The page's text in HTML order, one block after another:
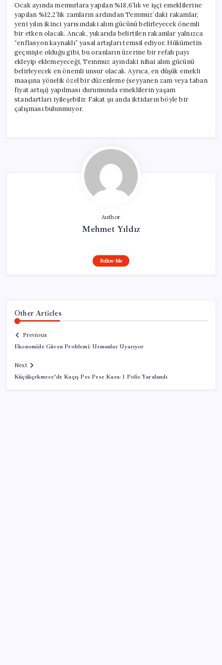
Ocak ayında memurlara yapılan %18,6’lık ve işçi emeklilerine
yapılan %12,2’lik zamların ardından Temmuz’daki rakamlar,
yeni yılın ikinci yarısındaki alım gücünü belirleyecek önemli
bir etken olacak. Ancak, yukarıda belirtilen rakamlar yalnızca
“enflasyon kaynaklı” yasal artışları temsil ediyor. Hükümetin
geçmişte olduğu gibi, bu oranların üzerine bir refah payı
ekleyip eklemeyeceği, Temmuz ayındaki nihai alım gücünü
belirleyecek en önemli unsur olacak. Ayrıca, en düşük emekli
maaşına yönelik özel bir düzenleme (seyyanen zam veya taban
fiyat artışı) yapılması durumunda emeklilerin yaşam
standartları iyileşebilir. Fakat şu anda iktidarın böyle bir
çalışması bulunmuyor.
Author
Mehmet Yıldız
Follow Me
Other Articles
Previous
Ekonomide Güven Problemi: Uzmanlar Uyarıyor
Next
Küçükçekmece’de Kaçış Pes Pese Kaza: 1 Polis Yaralandı